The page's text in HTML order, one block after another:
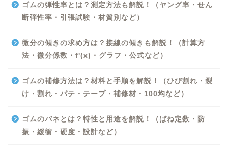
ゴムの弾性率とは？測定方法も解説！（ヤング率・せん
断弾性率・引張試験・材質別など）
微分の傾きの求め方は？接線の傾きも解説！（計算方
法・微分係数・f'(x)・グラフ・公式など）
ゴムの補修方法は？材料と手順を解説！（ひび割れ・裂
け・割れ・パテ・テープ・補修材・100均など）
ゴムのバネとは？特性と用途を解説！（ばね定数・防
振・緩衝・硬度・設計など）
Python